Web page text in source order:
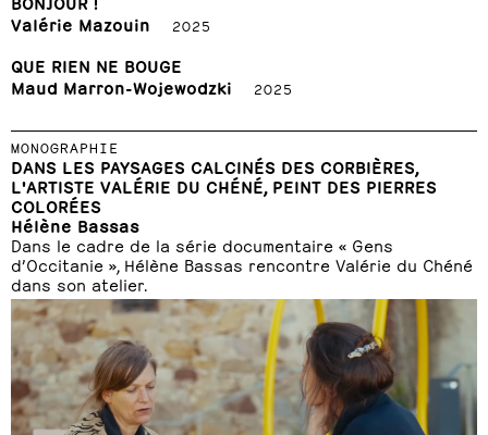
Valérie Mazouin
2025
QUE RIEN NE BOUGE
Maud Marron-Wojewodzki
2025
MONOGRAPHIE
DANS LES PAYSAGES CALCINÉS DES CORBIÈRES,
L'ARTISTE VALÉRIE DU CHÉNÉ, PEINT DES PIERRES
COLORÉES
Hélène Bassas
Dans le cadre de la série documentaire « Gens
d’Occitanie », Hélène Bassas rencontre Valérie du Chéné
dans son atelier.